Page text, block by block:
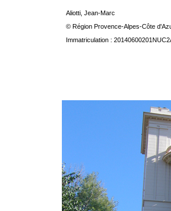
Aliotti, Jean-Marc
© Région Provence-Alpes-Côte
Immatriculation :